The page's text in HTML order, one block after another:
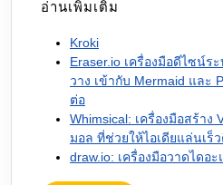
อ่านเพิ่มเติม
Kroki
Eraser.io เครื่องมือดีไซน์ร
วาง เข้ากับ Mermaid และ
ต่อ
Whimsical: เครื่องมือสร้าง
มอล ที่ช่วยให้ไอเดียแล่นเร็
draw.io: เครื่องมือวาดได